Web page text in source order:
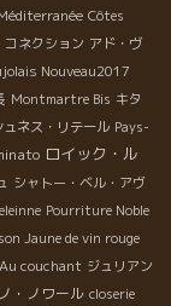
Côtes
コネクション アド・ヴ
Nouveau2017
Montmartre Bis キタ
ネス・リテール Pays-
ロイック・ル
シャトー・ベル・アヴ
Pourriture Noble
Jaune de vin rouge
Au couchant ジュリアン
・ノワール closerie